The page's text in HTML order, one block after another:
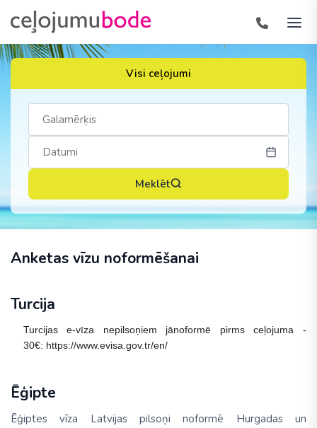
Visi ceļojumi
Meklēt
Anketas vīzu noformēšanai
Turcija
Turcijas e-vīza nepilsoņiem jānoformē pirms ceļojuma -
30€: https://www.evisa.gov.tr/en/
Ēģipte
Ēģiptes vīza Latvijas pilsoņi noformē Hurgadas un